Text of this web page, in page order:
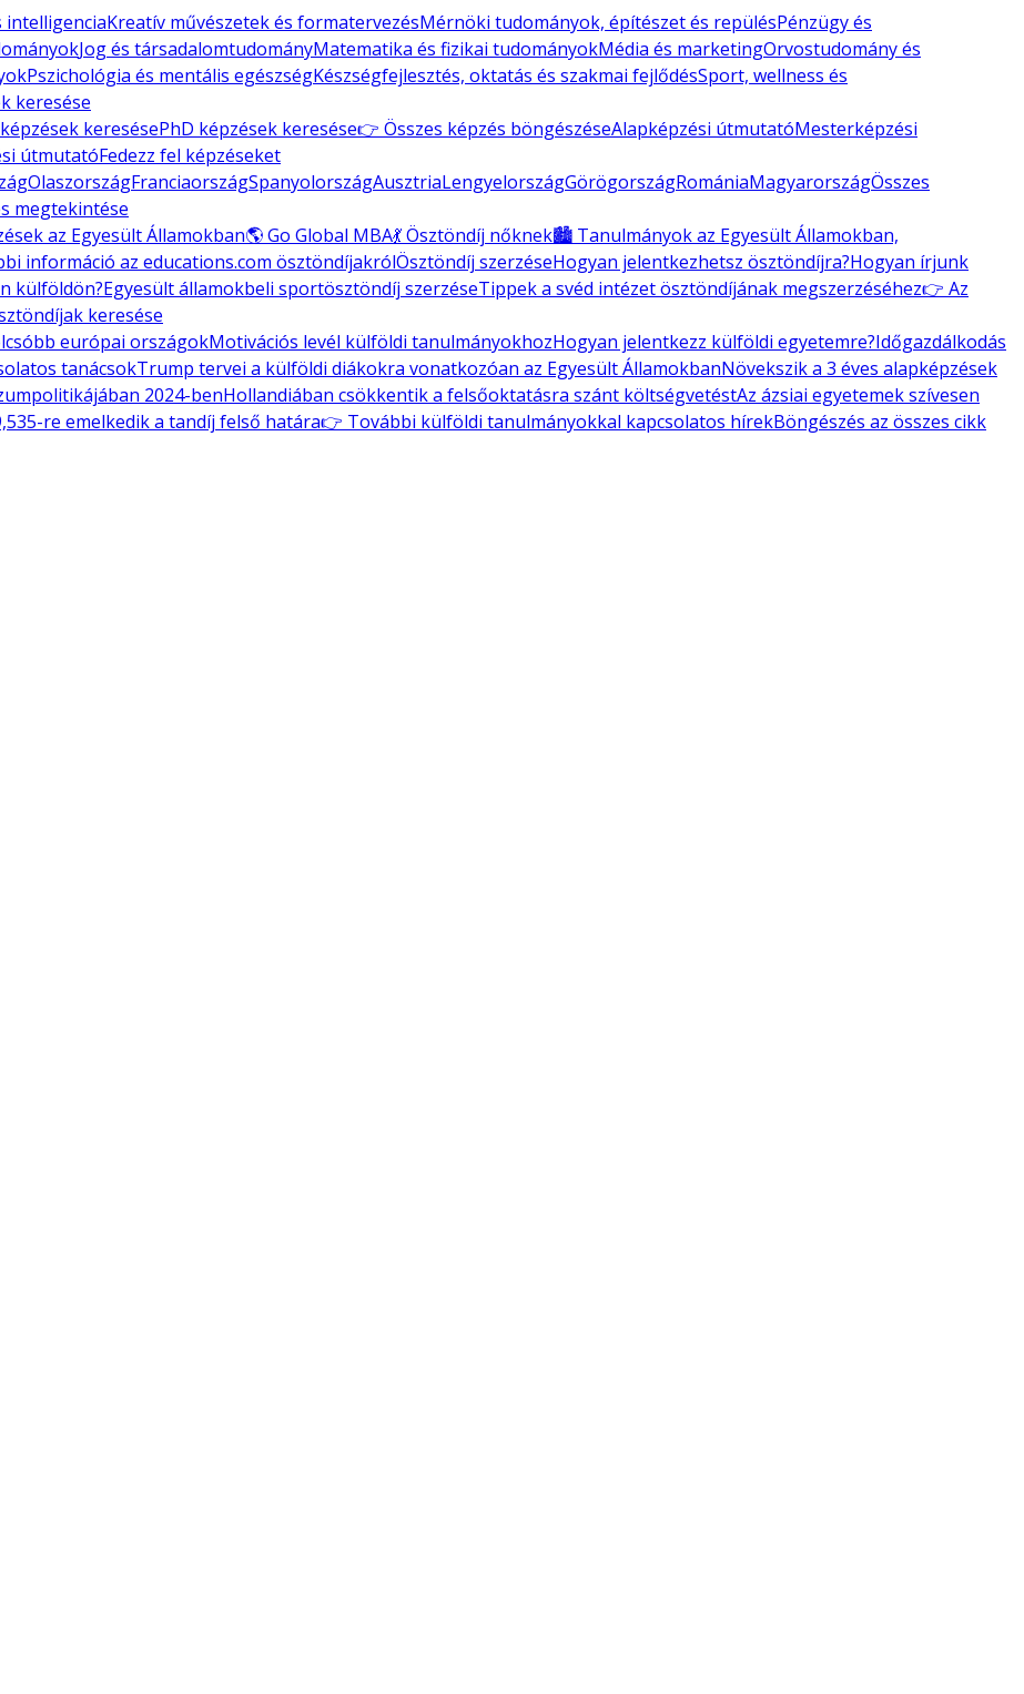
intelligenciaKreatív művészetek és formatervezésMérnöki tudományok, építészet és repülésPénzügy és
Jog és társadalomtudományMatematika és fizikai tudományokMédia és marketingOrvostudomány és
Pszichológia és mentális egészségKészségfejlesztés, oktatás és szakmai fejlődésSport, wellness és
keresése
keresésePhD képzések keresése👉 Összes képzés böngészéseAlapképzési útmutatóMesterképzési
útmutatóFedezz fel képzéseket
OlaszországFranciaországSpanyolországAusztriaLengyelországGörögországRomániaMagyarországÖsszes
megtekintése
az Egyesült Államokban🌎 Go Global MBA💃 Ösztöndíj nőknek🏙️ Tanulmányok az Egyesült Államokban,
információ az educations.com ösztöndíjakrólÖsztöndíj szerzéseHogyan jelentkezhetsz ösztöndíjra?Hogyan írjunk
külföldön?Egyesült államokbeli sportösztöndíj szerzéseTippek a svéd intézet ösztöndíjának megszerzéséhez👉 Az
keresése
európai országokMotivációs levél külföldi tanulmányokhozHogyan jelentkezz külföldi egyetemre?Időgazdálkodás
tanácsokTrump tervei a külföldi diákokra vonatkozóan az Egyesült ÁllamokbanNövekszik a 3 éves alapképzések
2024-benHollandiában csökkentik a felsőoktatásra szánt költségvetéstAz ázsiai egyetemek szívesen
re emelkedik a tandíj felső határa👉 További külföldi tanulmányokkal kapcsolatos hírekBöngészés az összes cikk